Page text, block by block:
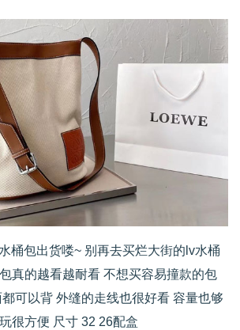
桶包出货喽~ 别再去买烂大街的lv水桶
真的越看越耐看 不想买容易撞款的包
可以背 外缝的走线也很好看 容量也够
很方便 尺寸 32 26配盒